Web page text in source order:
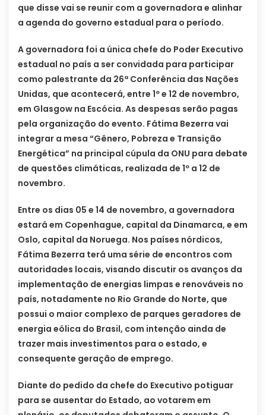
que disse vai se reunir com a governadora e alinhar
a agenda do governo estadual para o período.
A governadora foi a única chefe do Poder Executivo
estadual no país a ser convidada para participar
como palestrante da 26ª Conferência das Nações
Unidas, que acontecerá, entre 1º e 12 de novembro,
em Glasgow na Escócia. As despesas serão pagas
pela organização do evento. Fátima Bezerra vai
integrar a mesa “Gênero, Pobreza e Transição
Energética” na principal cúpula da ONU para debate
de questões climáticas, realizada de 1º a 12 de
novembro.
Entre os dias 05 e 14 de novembro, a governadora
estará em Copenhague, capital da Dinamarca, e em
Oslo, capital da Noruega. Nos países nórdicos,
Fátima Bezerra terá uma série de encontros com
autoridades locais, visando discutir os avanços da
implementação de energias limpas e renováveis no
país, notadamente no Rio Grande do Norte, que
possui o maior complexo de parques geradores de
energia eólica do Brasil, com intenção ainda de
trazer mais investimentos para o estado, e
consequente geração de emprego.
Diante do pedido da chefe do Executivo potiguar
para se ausentar do Estado, ao votarem em